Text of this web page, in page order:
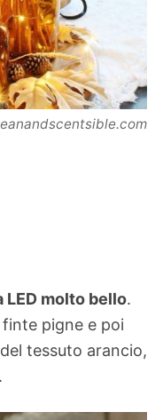
LED molto bello.
pigne e poi
tessuto arancio,